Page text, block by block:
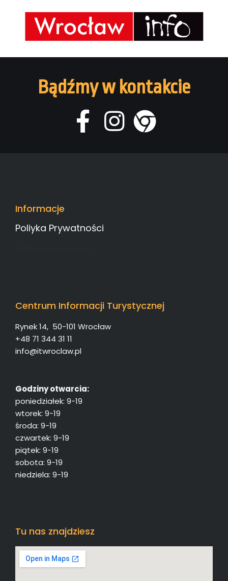
Bądźmy w kontakcie
Informacje
Poliyka Prywatności
Centrum Informacji Turystycznej
Rynek 14, 50-101 Wrocław
+48 71 344 31 11
info@itwroclaw.pl
Godziny otwarcia:
poniedziałek: 9-19
wtorek: 9-19
środa: 9-19
czwartek: 9-19
piątek: 9-19
sobota: 9-19
niedziela: 9-19
Tu nas znajdziesz